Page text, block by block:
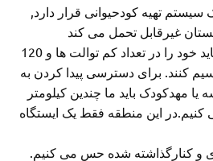
تهیه کودحیوانی قرار دارد,
120 انسان- خانواده و مجرد- باید خود را در تعداد کم توالت ها و
کنند. برای دسترسی پیدا کردن به
مهدکودک باید ما چندین کیلومتر
کنیم.در این منطقه فقط یک ایستگاه
و کنارگذاشته شده حس می کنیم.